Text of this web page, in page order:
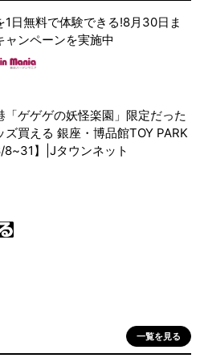
1日無料で体験できる!8月30日ま
ャンペーンを実施中
「ゲゲゲの妖怪楽園」限定だった
ズ買える 銀座・博品館TOY PARK
8~31】|Jタウンネット
一覧を見る